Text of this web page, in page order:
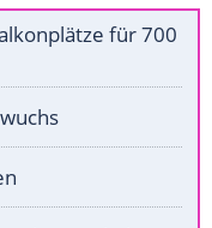
für 700